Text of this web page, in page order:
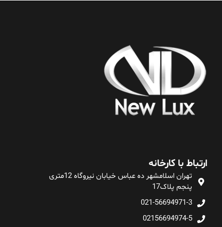
ارتباط با کارخانه
تهران اسلامشهر ده عباس خیابان نیروگاه 12متری
پنجم پلاک17
021-56694971-3
02156694974-5